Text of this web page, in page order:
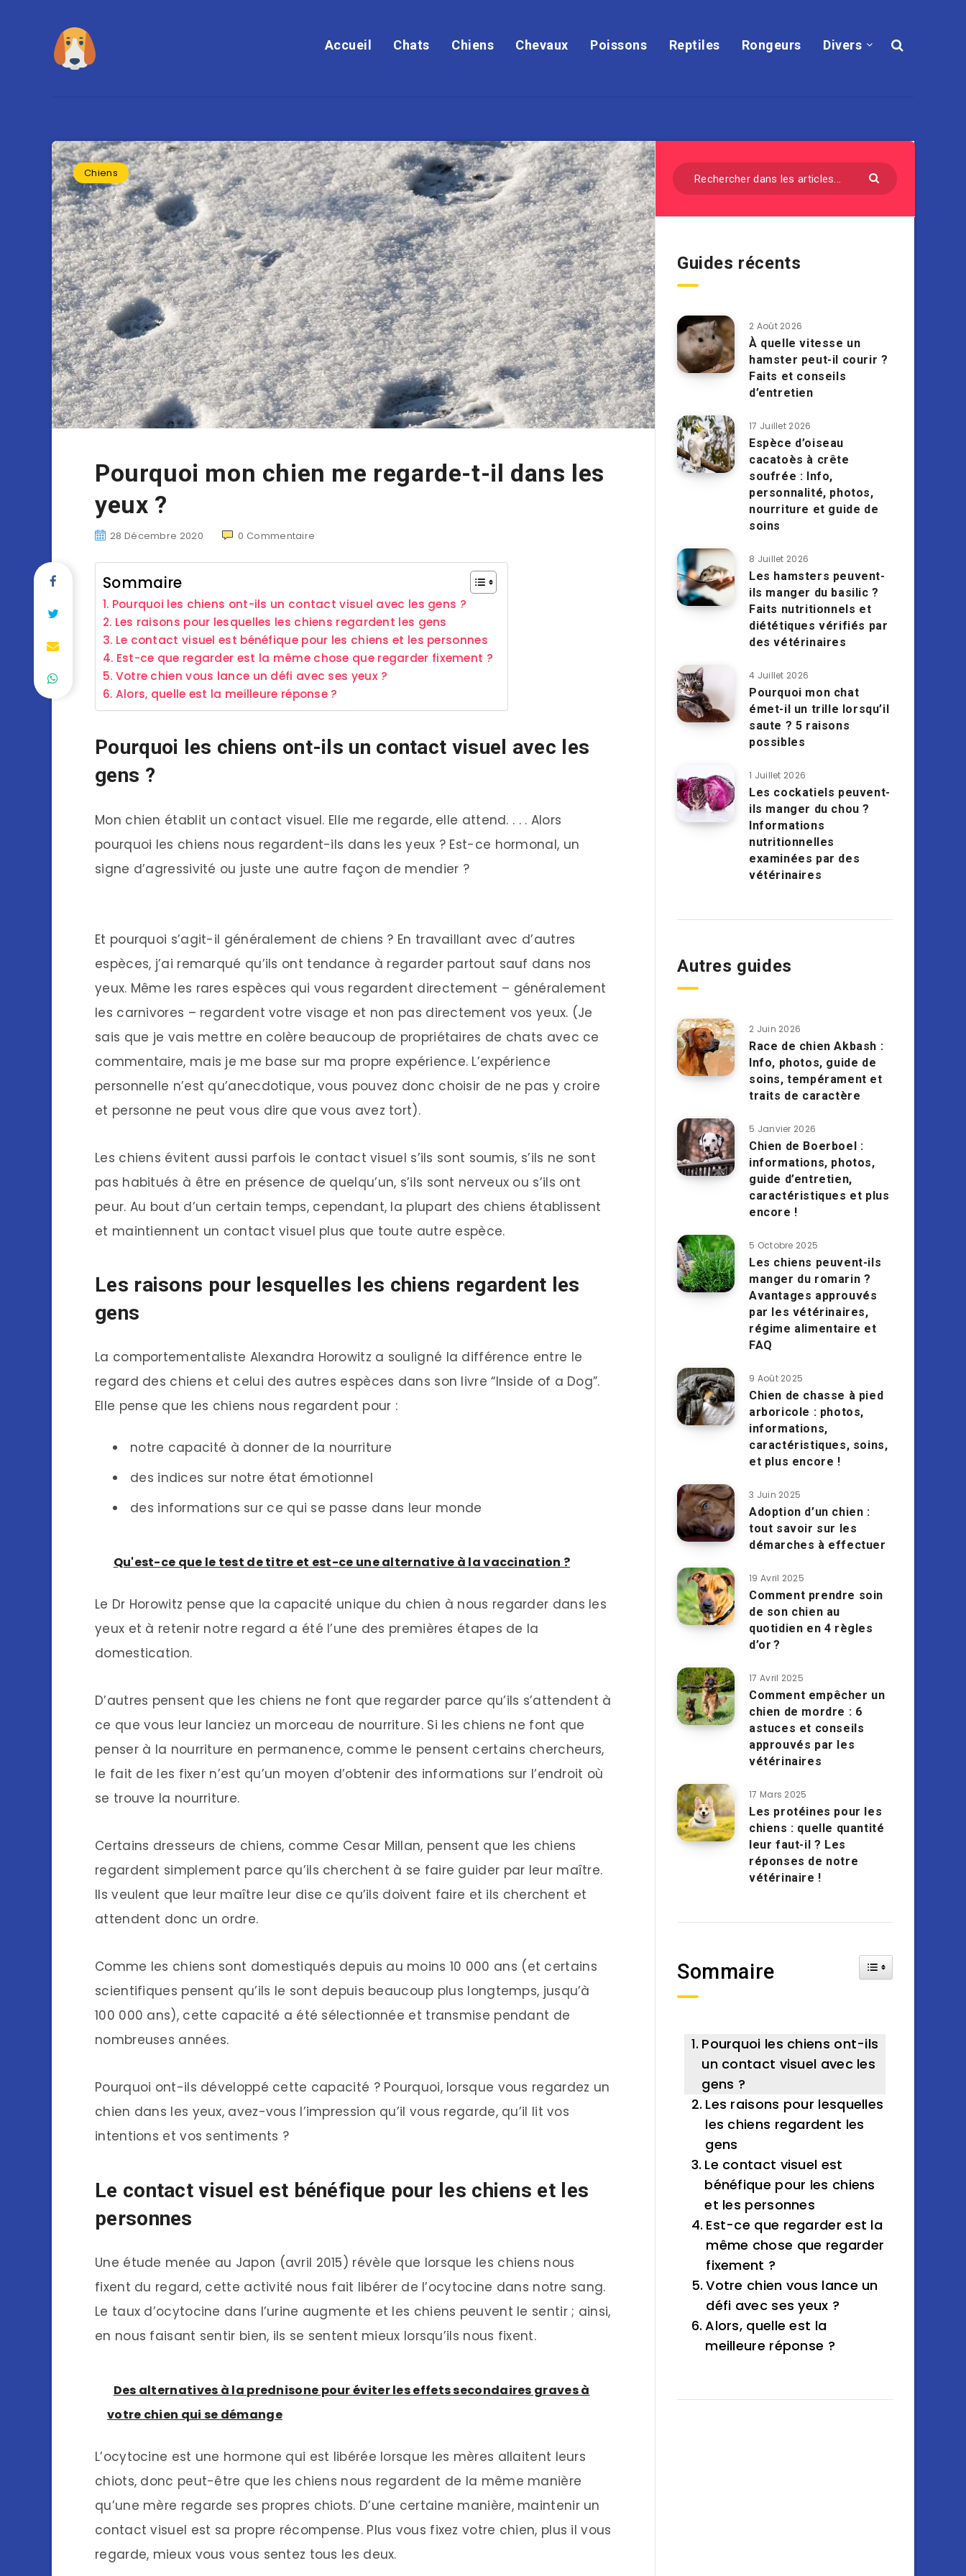
Accueil Chats Chiens Chevaux Poissons Reptiles Rongeurs Divers
Chiens
Pourquoi mon chien me regarde-t-il dans les
yeux ?
28 Décembre 2020 0 Commentaire
Sommaire
Pourquoi les chiens ont-ils un contact visuel avec les gens ?
Les raisons pour lesquelles les chiens regardent les gens
Le contact visuel est bénéfique pour les chiens et les personnes
Est-ce que regarder est la même chose que regarder fixement ?
Votre chien vous lance un défi avec ses yeux ?
Alors, quelle est la meilleure réponse ?
Pourquoi les chiens ont-ils un contact visuel avec les
gens ?
Mon chien établit un contact visuel. Elle me regarde, elle attend. . . . Alors
pourquoi les chiens nous regardent-ils dans les yeux ? Est-ce hormonal, un
signe d’agressivité ou juste une autre façon de mendier ?
Et pourquoi s’agit-il généralement de chiens ? En travaillant avec d’autres
espèces, j’ai remarqué qu’ils ont tendance à regarder partout sauf dans nos
yeux. Même les rares espèces qui vous regardent directement – généralement
les carnivores – regardent votre visage et non pas directement vos yeux. (Je
sais que je vais mettre en colère beaucoup de propriétaires de chats avec ce
commentaire, mais je me base sur ma propre expérience. L’expérience
personnelle n’est qu’anecdotique, vous pouvez donc choisir de ne pas y croire
et personne ne peut vous dire que vous avez tort).
Les chiens évitent aussi parfois le contact visuel s’ils sont soumis, s’ils ne sont
pas habitués à être en présence de quelqu’un, s’ils sont nerveux ou s’ils ont
peur. Au bout d’un certain temps, cependant, la plupart des chiens établissent
et maintiennent un contact visuel plus que toute autre espèce.
Les raisons pour lesquelles les chiens regardent les
gens
La comportementaliste Alexandra Horowitz a souligné la différence entre le
regard des chiens et celui des autres espèces dans son livre “Inside of a Dog”.
Elle pense que les chiens nous regardent pour :
notre capacité à donner de la nourriture
des indices sur notre état émotionnel
des informations sur ce qui se passe dans leur monde
Qu'est-ce que le test de titre et est-ce une alternative à la vaccination ?
Le Dr Horowitz pense que la capacité unique du chien à nous regarder dans les
yeux et à retenir notre regard a été l’une des premières étapes de la
domestication.
D’autres pensent que les chiens ne font que regarder parce qu’ils s’attendent à
ce que vous leur lanciez un morceau de nourriture. Si les chiens ne font que
penser à la nourriture en permanence, comme le pensent certains chercheurs,
le fait de les fixer n’est qu’un moyen d’obtenir des informations sur l’endroit où
se trouve la nourriture.
Certains dresseurs de chiens, comme Cesar Millan, pensent que les chiens
regardent simplement parce qu’ils cherchent à se faire guider par leur maître.
Ils veulent que leur maître leur dise ce qu’ils doivent faire et ils cherchent et
attendent donc un ordre.
Comme les chiens sont domestiqués depuis au moins 10 000 ans (et certains
scientifiques pensent qu’ils le sont depuis beaucoup plus longtemps, jusqu’à
100 000 ans), cette capacité a été sélectionnée et transmise pendant de
nombreuses années.
Pourquoi ont-ils développé cette capacité ? Pourquoi, lorsque vous regardez un
chien dans les yeux, avez-vous l’impression qu’il vous regarde, qu’il lit vos
intentions et vos sentiments ?
Le contact visuel est bénéfique pour les chiens et les
personnes
Une étude menée au Japon (avril 2015) révèle que lorsque les chiens nous
fixent du regard, cette activité nous fait libérer de l’ocytocine dans notre sang.
Le taux d’ocytocine dans l’urine augmente et les chiens peuvent le sentir ; ainsi,
en nous faisant sentir bien, ils se sentent mieux lorsqu’ils nous fixent.
Des alternatives à la prednisone pour éviter les effets secondaires graves à
votre chien qui se démange
L’ocytocine est une hormone qui est libérée lorsque les mères allaitent leurs
chiots, donc peut-être que les chiens nous regardent de la même manière
qu’une mère regarde ses propres chiots. D’une certaine manière, maintenir un
contact visuel est sa propre récompense. Plus vous fixez votre chien, plus il vous
regarde, mieux vous vous sentez tous les deux.
Guides récents
2 Août 2026
À quelle vitesse un
hamster peut-il courir ?
Faits et conseils
d’entretien
17 Juillet 2026
Espèce d’oiseau
cacatoès à crête
soufrée : Info,
personnalité, photos,
nourriture et guide de
soins
8 Juillet 2026
Les hamsters peuvent-
ils manger du basilic ?
Faits nutritionnels et
diététiques vérifiés par
des vétérinaires
4 Juillet 2026
Pourquoi mon chat
émet-il un trille lorsqu’il
saute ? 5 raisons
possibles
1 Juillet 2026
Les cockatiels peuvent-
ils manger du chou ?
Informations
nutritionnelles
examinées par des
vétérinaires
Autres guides
2 Juin 2026
Race de chien Akbash :
Info, photos, guide de
soins, tempérament et
traits de caractère
5 Janvier 2026
Chien de Boerboel :
informations, photos,
guide d’entretien,
caractéristiques et plus
encore !
5 Octobre 2025
Les chiens peuvent-ils
manger du romarin ?
Avantages approuvés
par les vétérinaires,
régime alimentaire et
FAQ
9 Août 2025
Chien de chasse à pied
arboricole : photos,
informations,
caractéristiques, soins,
et plus encore !
3 Juin 2025
Adoption d’un chien :
tout savoir sur les
démarches à effectuer
19 Avril 2025
Comment prendre soin
de son chien au
quotidien en 4 règles
d’or ?
17 Avril 2025
Comment empêcher un
chien de mordre : 6
astuces et conseils
approuvés par les
vétérinaires
17 Mars 2025
Les protéines pour les
chiens : quelle quantité
leur faut-il ? Les
réponses de notre
vétérinaire !
Sommaire Toggle Table of
Pourquoi les chiens ont-ils
un contact visuel avec les
gens ?
Les raisons pour lesquelles
les chiens regardent les
gens
Le contact visuel est
bénéfique pour les chiens
et les personnes
Est-ce que regarder est la
même chose que regarder
fixement ?
Votre chien vous lance un
défi avec ses yeux ?
Alors, quelle est la
meilleure réponse ?